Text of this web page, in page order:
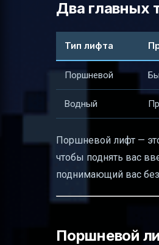
Два главных
Тип лифта
Поршневой
Водный
Поршневой лифт —
чтобы поднять вас
поднимающий вас
Поршневой